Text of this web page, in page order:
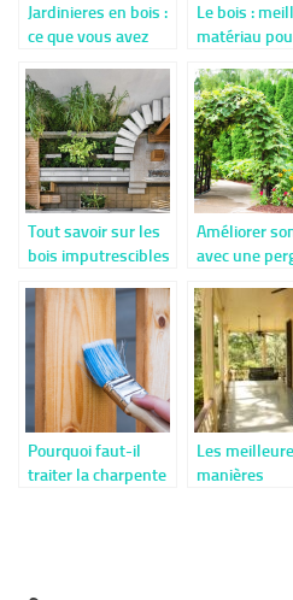
Jardinieres en bois :
ce que vous avez
Le bois :
matériau
Tout savoir sur les
bois imputrescibles
Améliorer
avec une
Pourquoi faut-il
traiter la charpente
Les
manières